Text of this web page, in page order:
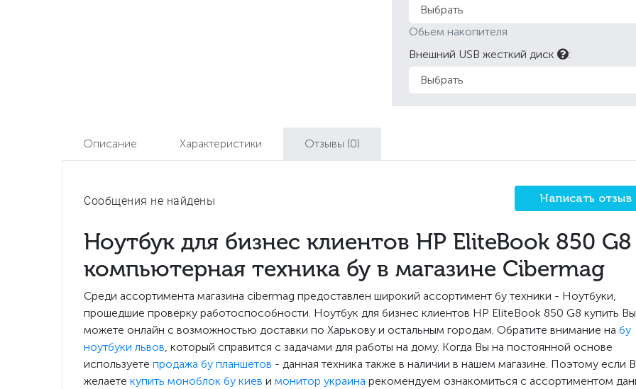
Обьем накопителя
Внешний USB жесткий диск
:
Описание Характеристики Отзывы (0)
Сообщения не найдены Написать отзыв
Ноутбук для бизнес клиентов HP EliteBook 850
компьютерная техника бу в магазине Cibermag
Среди ассортимента магазина cibermag предоставлен широкий ассортимент бу техники - Ноутбуки,
прошедшие проверку работоспособности. Ноутбук для бизнес клиентов HP EliteBook 850 G8 купить Вы
можете онлайн с возможностью доставки по Харькову и остальным городам. Обратите внимание на бу
ноутбуки львов, который справится с задачами для работы на дому. Когда Вы на постоянной основе
используете продажа бу планшетов - данная техника также в наличии в нашем магазине. Поэтому если
желаете купить моноблок бу киев и монитор украина рекомендуем ознакомиться с ассортиментом